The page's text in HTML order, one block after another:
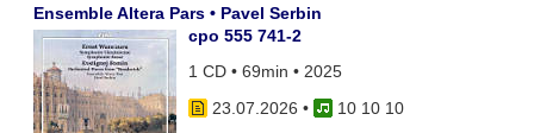
Ensemble Altera Pars • Pavel Serbin
cpo 555 741-2
1 CD • 69min • 2025
23.07.2026 •
10 10 10